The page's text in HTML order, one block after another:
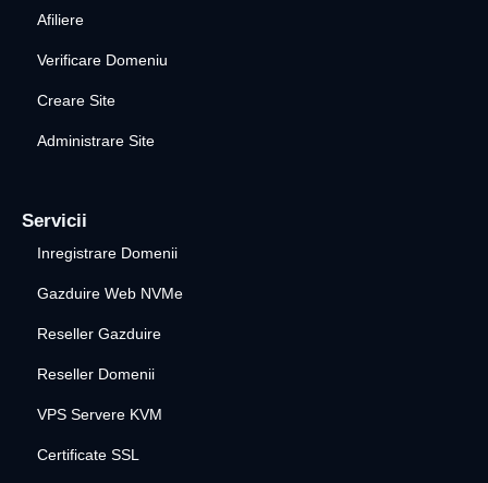
Afiliere
Verificare Domeniu
Creare Site
Administrare Site
Servicii
Inregistrare Domenii
Gazduire Web NVMe
Reseller Gazduire
Reseller Domenii
VPS Servere KVM
Certificate SSL